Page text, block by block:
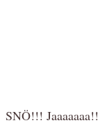
SNÖ!!!